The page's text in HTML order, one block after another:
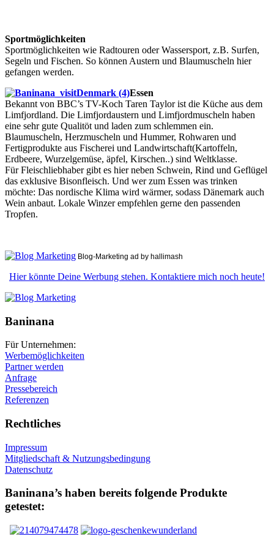
Sportmöglichkeiten
Sportmöglichkeiten wie Radtouren oder Wassersport, z.B. Surfen,
Segeln und Fischen. So können Austern und Blaumuscheln hier
gefangen werden.
Essen
Bekannt von BBC’s TV-Koch Taren Taylor ist die Küche aus dem
Limfjordland. Die Limfjordaustern und Limfjordmuscheln haben
eine sehr gute Qualitöt und laden zum schlemmen ein.
Blaumuscheln, Herzmuscheln und Hummer, Rohwaren und
Fertigprodukte aus Fischerei und Landwirtschaft(Kartoffeln,
Erdbeere, Wurzelgemüse, äpfel, Kirschen..) sind Weltklasse.
Für Fleischliebhaber gibt es hier neben Schwein, Rind und Geflügel
das exklusive Bisonfleisch. Und wer zum Essen was trinken
möchte: Das nordische Klima wird wärmer, sodass Dänemark auch
Wein anbaut. Lokale Winzer empfehlen gerne den passenden
Tropfen.
Blog-Marketing ad by hallimash
Hier könnte Deine Werbung stehen. Kontaktiere mich noch heute!
Baninana
Für Unternehmen:
Werbemöglichkeiten
Partner werden
Anfrage
Pressebereich
Referenzen
Rechtliches
Impressum
Mitgliedschaft & Nutzungsbedingung
Datenschutz
Baninana’s haben bereits folgende Produkte
getestet: